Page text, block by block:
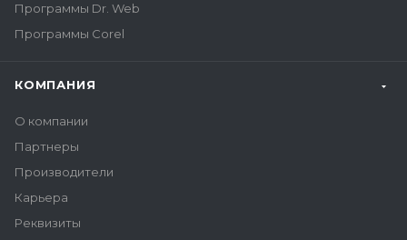
Программы Dr. Web
Программы Corel
КОМПАНИЯ
О компании
Партнеры
Производители
Карьера
Реквизиты